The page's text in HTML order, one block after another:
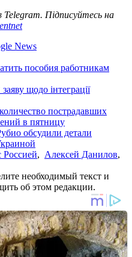
Telegram. Підписуйтесь на
News
пособия работникам
щодо інтеграції
пострадавших
в пятницу
обсудили детали
Россией, Алексей Данилов,
необходимый текст и
об этом редакции.